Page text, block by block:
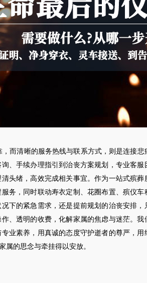
而清晰的服务热线与联系方式，则是连接悲
、手续办理指引到治丧方案规划，专业客服
头绪，高效完成相关事宜。作为一站式殡葬
务，同时联动寿衣定制、花圈布置、殡仪车
下的紧急需求，还是提前规划的治丧安排，
、透明的收费，化解家属的焦虑与迷茫。我
业素养，用真诚的态度守护逝者的尊严，用
属的思念与牵挂得以安放。